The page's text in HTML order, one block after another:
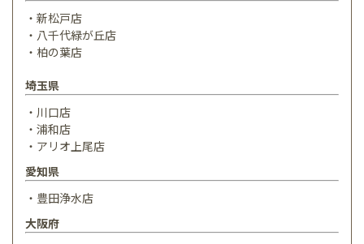
・新松戸店
・八千代緑が丘店
・柏の葉店
埼玉県
・川口店
・浦和店
・アリオ上尾店
愛知県
・豊田浄水店
大阪府